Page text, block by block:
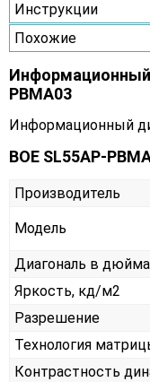
Инструкции
Похожие
Информационный
PBMA03
Информационный
BOE SL55AP-
Производитель
Модель
Диагональ в
Яркость, кд/м2
Разрешение
Технология
Контрастность